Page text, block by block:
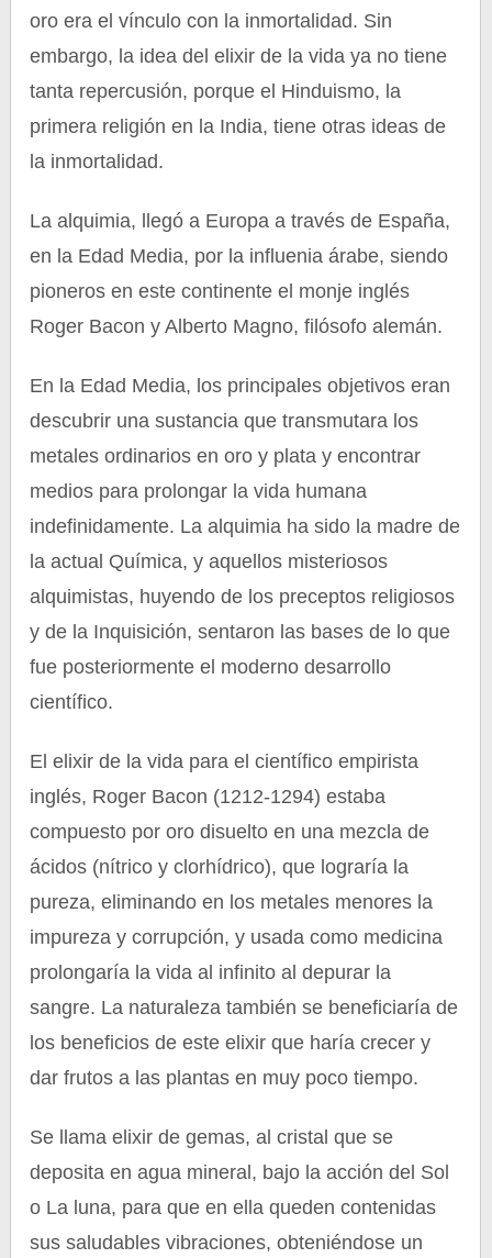
oro era el vínculo con la inmortalidad. Sin
embargo, la idea del elixir de la vida ya no tiene
tanta repercusión, porque el Hinduismo, la
primera religión en la India, tiene otras ideas de
la inmortalidad.
La alquimia, llegó a Europa a través de España,
en la Edad Media, por la influenia árabe, siendo
pioneros en este continente el monje inglés
Roger Bacon y Alberto Magno, filósofo alemán.
En la Edad Media, los principales objetivos eran
descubrir una sustancia que transmutara los
metales ordinarios en oro y plata y encontrar
medios para prolongar la vida humana
indefinidamente. La alquimia ha sido la madre de
la actual Química, y aquellos misteriosos
alquimistas, huyendo de los preceptos religiosos
y de la Inquisición, sentaron las bases de lo que
fue posteriormente el moderno desarrollo
científico.
El elixir de la vida para el científico empirista
inglés, Roger Bacon (1212-1294) estaba
compuesto por oro disuelto en una mezcla de
ácidos (nítrico y clorhídrico), que lograría la
pureza, eliminando en los metales menores la
impureza y corrupción, y usada como medicina
prolongaría la vida al infinito al depurar la
sangre. La naturaleza también se beneficiaría de
los beneficios de este elixir que haría crecer y
dar frutos a las plantas en muy poco tiempo.
Se llama elixir de gemas, al cristal que se
deposita en agua mineral, bajo la acción del Sol
o La luna, para que en ella queden contenidas
sus saludables vibraciones, obteniéndose un